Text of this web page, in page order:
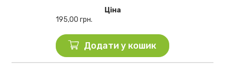
Ціна
195,00 грн.
Додати у кошик